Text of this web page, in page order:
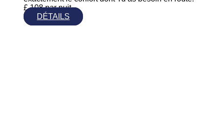
£ 108 par nuit
DÉTAILS